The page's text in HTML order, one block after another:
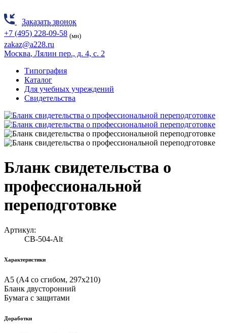
Заказать звонок
+7 (495) 228-09-58 (мн)
zakaz@a228.ru
Москва, Лялин пер., д. 4, с. 2
Типография
Каталог
Для учебных учреждений
Свидетельства
Бланк свидетельства о
профессиональной
переподготовке
Артикул:
СВ-504-Alt
Характеристики
А5 (А4 со сгибом, 297х210)
Бланк двусторонний
Бумага с защитами
Доработки